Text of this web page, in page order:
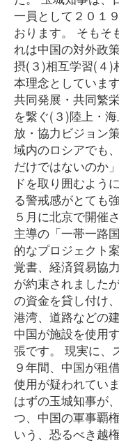
一員として２０１
おります。 そもそ
れは中国の対外政
摂(３)相互学習(４)
本理念としていま
共同発展・共同繁
を繋ぐ(３)陸上・
放・協力ビジョン
域内のロシアでも
だけではないのか
ドを取り囲むよう
る警戒感がとても
５月に北京で開催
主導の「一帯一路
的なプロジェクト
覚書、経済貿易協
が約束されました
の資金を貸し付け
港湾、道路などの
中国が施設を使用
張です。 現実に、
９年間、中国が租
使用が疑われてい
はずの玉城知事が
つ、中国の軍事覇
いう、恐るべき越